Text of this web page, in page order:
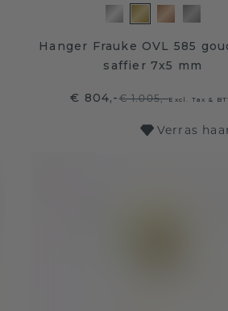
Hanger Frauke OVL 585
saffier 7x5 mm
€ 804,-€ 1.005,-Excl. Tax &
Verras